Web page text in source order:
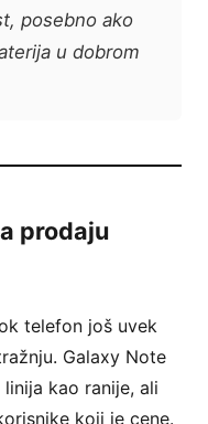
posebno ako
u dobrom
prodaju
telefon još uvek
Galaxy Note
kao ranije, ali
koji je cene.